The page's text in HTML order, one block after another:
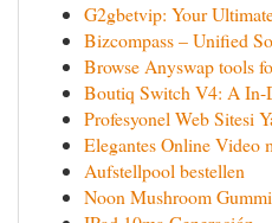
G2gbetvip: Your
Bizcompass – Unified
Browse Anyswap tools
Boutiq Switch V4: A In-
Profesyonel Web Sitesi
Elegantes Online Video
Aufstellpool bestellen
Noon Mushroom